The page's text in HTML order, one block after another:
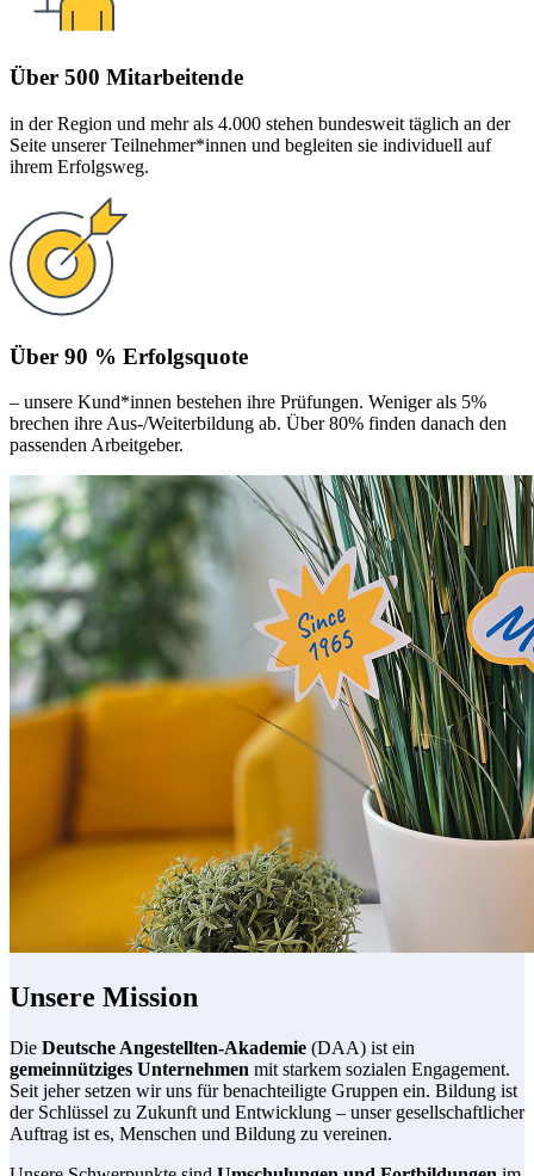
Über 500 Mitarbeitende
in der Region und mehr als 4.000 stehen bundesweit täglich an der
Seite unserer Teilnehmer*innen und begleiten sie individuell auf
ihrem Erfolgsweg.
Über 90 % Erfolgsquote
– unsere Kund*innen bestehen ihre Prüfungen. Weniger als 5%
brechen ihre Aus-/Weiterbildung ab. Über 80% finden danach den
passenden Arbeitgeber.
Unsere Mission
Die Deutsche Angestellten-Akademie (DAA) ist ein
gemeinnütziges Unternehmen mit starkem sozialen Engagement.
Seit jeher setzen wir uns für benachteiligte Gruppen ein. Bildung ist
der Schlüssel zu Zukunft und Entwicklung – unser gesellschaftlicher
Auftrag ist es, Menschen und Bildung zu vereinen.